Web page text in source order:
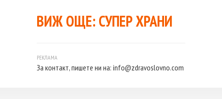
ВИЖ ОЩЕ: СУПЕР ХРАНИ
За контакт, пишете ни на: info@zdravoslovno.com